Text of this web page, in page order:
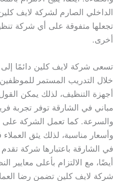
الداخلي الصارم لشركة لايف
تجعلها متفوقة على أي شركة
أخرى.
تسعى شركة لايف كلين دائمًا
خلال التدريب المستمر
أجهزة التنظيف، لذلك يمكن
مباني في الشارقة توفر تجربة
والسرعة. كما تعمل الشركة
وأسعار مناسبة، لذلك يثق
في الشارقة باعتبارها شركة
أيضًا، مع الالتزام بأعلى معايير
شركة لايف كلين تضمن رضا